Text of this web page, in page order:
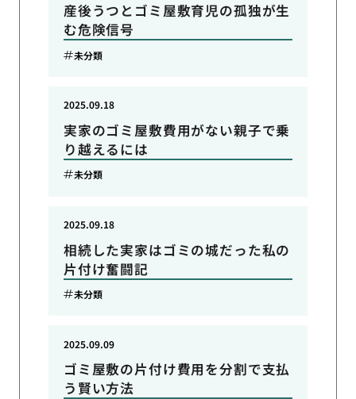
産後うつとゴミ屋敷育児の孤独が生
む危険信号
未分類
実家のゴミ屋敷費用がない親子で乗
り越えるには
2025.09.18
未分類
相続した実家はゴミの城だった私の
片付け奮闘記
2025.09.18
未分類
ゴミ屋敷の片付け費用を分割で支払
う賢い方法
2025.09.09